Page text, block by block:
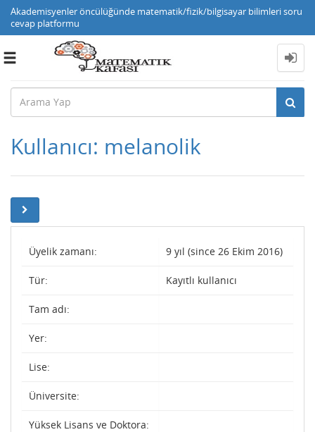
Akademisyenler öncülüğünde matematik/fizik/bilgisayar bilimleri soru
cevap platformu
Toggle
Kullanıcı: melanolik
Üyelik zamanı: 9 yıl (since 26 Ekim 2016)
Tür: Kayıtlı kullanıcı
Tam adı:
Yer:
Lise:
Üniversite:
Yüksek Lisans ve Doktora: